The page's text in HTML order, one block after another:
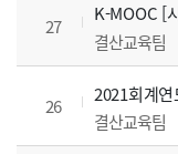
27
K-MOOC [
결산교육팀
26
2021회계
결산교육팀